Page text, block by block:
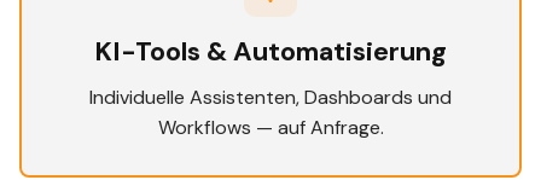
KI-Tools & Automatisierung
Individuelle Assistenten, Dashboards und
Workflows — auf Anfrage.